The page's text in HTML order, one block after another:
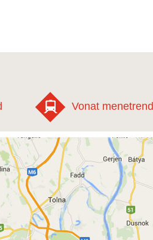
Vonat menetrend